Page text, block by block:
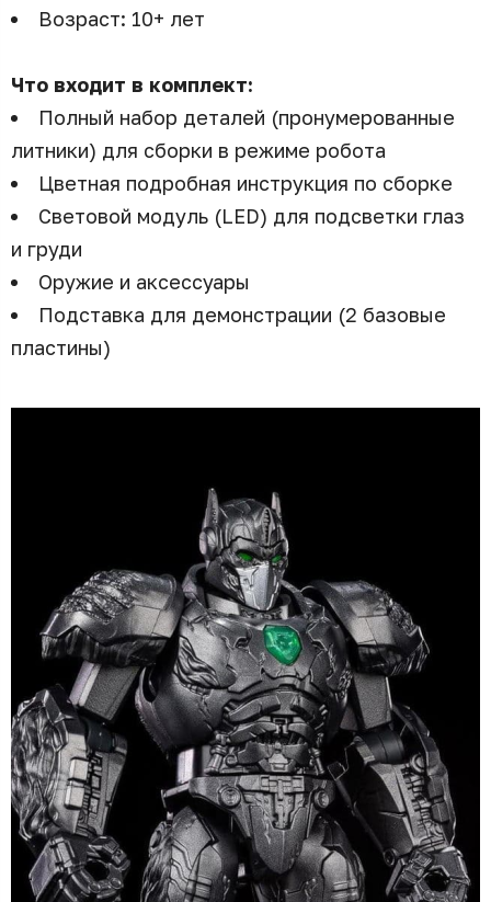
Возраст: 10+ лет
Что входит в комплект:
Полный набор деталей (пронумерованные
литники) для сборки в режиме робота
Цветная подробная инструкция по сборке
Световой модуль (LED) для подсветки глаз
и груди
Оружие и аксессуары
Подставка для демонстрации (2 базовые
пластины)